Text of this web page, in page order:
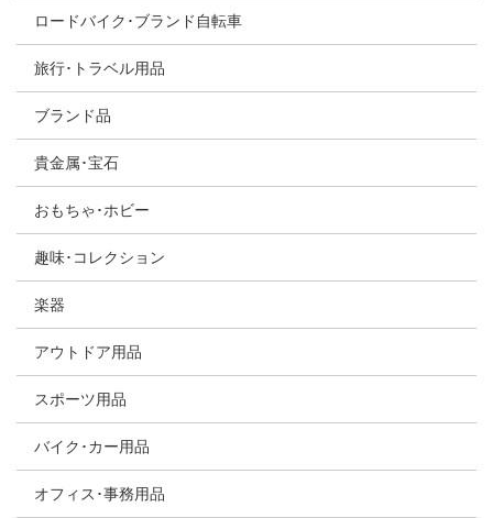
ロードバイク･ブランド自転車
旅行･トラベル用品
ブランド品
貴金属･宝石
おもちゃ･ホビー
趣味･コレクション
楽器
アウトドア用品
スポーツ用品
バイク･カー用品
オフィス･事務用品